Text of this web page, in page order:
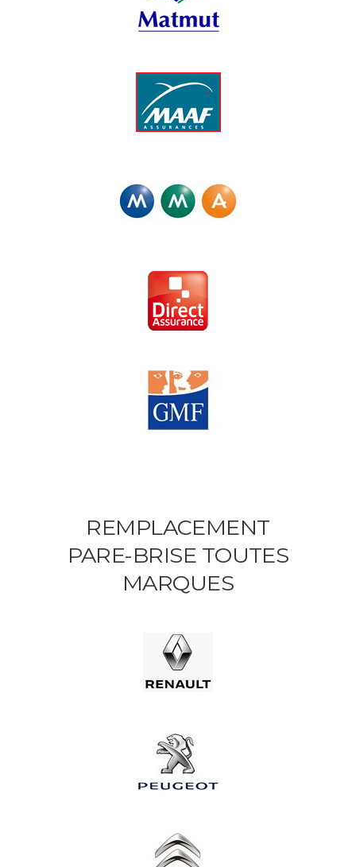
REMPLACEMENT
PARE-BRISE TOUTES
MARQUES